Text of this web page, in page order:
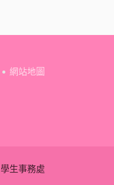
網站地圖
生事務處